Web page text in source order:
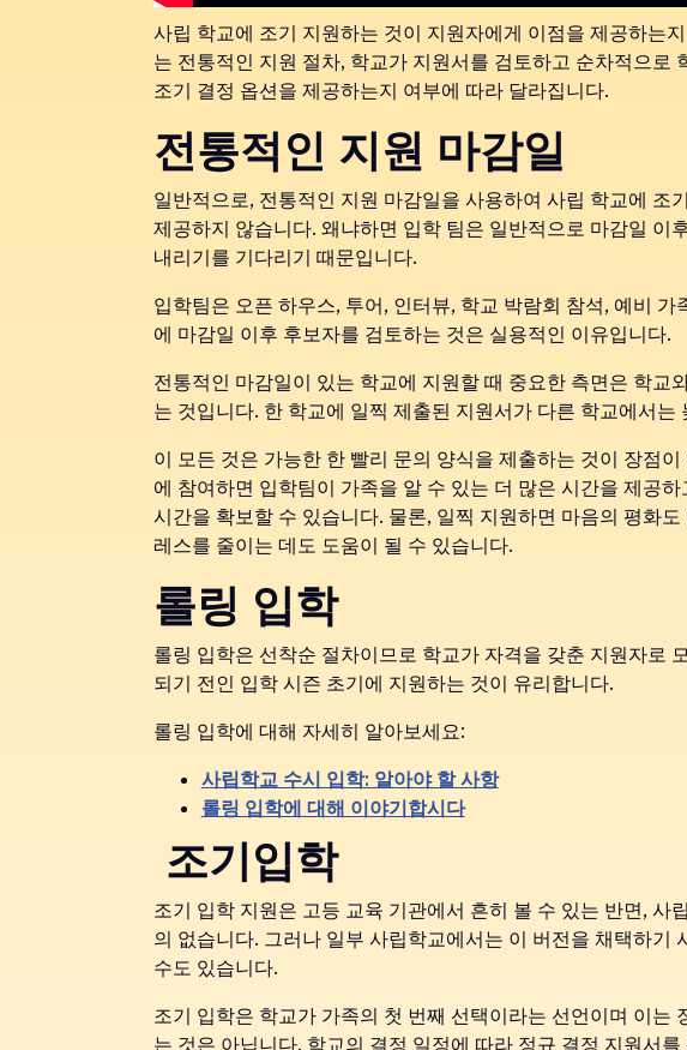
사립 학교에 조기 지원하는 것이 지원자에게 이점을 제공하는
는 전통적인 지원 절차, 학교가 지원서를 검토하고 순차적으로
조기 결정 옵션을 제공하는지 여부에 따라 달라집니다.
전통적인 지원 마감일
일반적으로, 전통적인 지원 마감일을 사용하여 사립 학교에 조
제공하지 않습니다. 왜냐하면 입학 팀은 일반적으로 마감일 이
내리기를 기다리기 때문입니다.
입학팀은 오픈 하우스, 투어, 인터뷰, 학교 박람회 참석, 예비
에 마감일 이후 후보자를 검토하는 것은 실용적인 이유입니다.
전통적인 마감일이 있는 학교에 지원할 때 중요한 측면은 학교
는 것입니다. 한 학교에 일찍 제출된 지원서가 다른 학교에서는
이 모든 것은 가능한 한 빨리 문의 양식을 제출하는 것이 장점
에 참여하면 입학팀이 가족을 알 수 있는 더 많은 시간을 제공
시간을 확보할 수 있습니다. 물론, 일찍 지원하면 마음의 평화
레스를 줄이는 데도 도움이 될 수 있습니다.
롤링 입학
롤링 입학은 선착순 절차이므로 학교가 자격을 갖춘 지원자로
되기 전인 입학 시즌 초기에 지원하는 것이 유리합니다.
롤링 입학에 대해 자세히 알아보세요:
사립학교 수시 입학: 알아야 할 사항
롤링 입학에 대해 이야기합시다
‍ 조기입학
조기 입학 지원은 고등 교육 기관에서 흔히 볼 수 있는 반면, 사
의 없습니다. 그러나 일부 사립학교에서는 이 버전을 채택하기
수도 있습니다.
조기 입학은 학교가 가족의 첫 번째 선택이라는 선언이며 이는
는 것은 아닙니다. 학교의 결정 일정에 따라 정규 결정 지원서